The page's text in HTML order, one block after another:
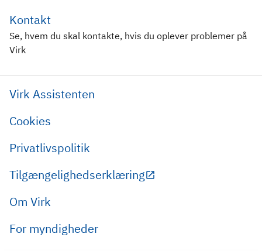
Kontakt
Se, hvem du skal kontakte, hvis du oplever problemer på
Virk
Virk Assistenten
Cookies
Privatlivspolitik
Tilgængelighedserklæring
Om Virk
For myndigheder